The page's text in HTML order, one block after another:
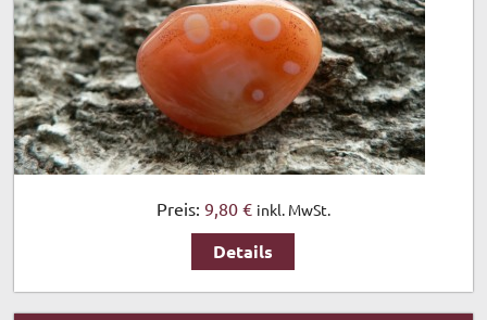
Preis: 9,80 € inkl. MwSt.
Details